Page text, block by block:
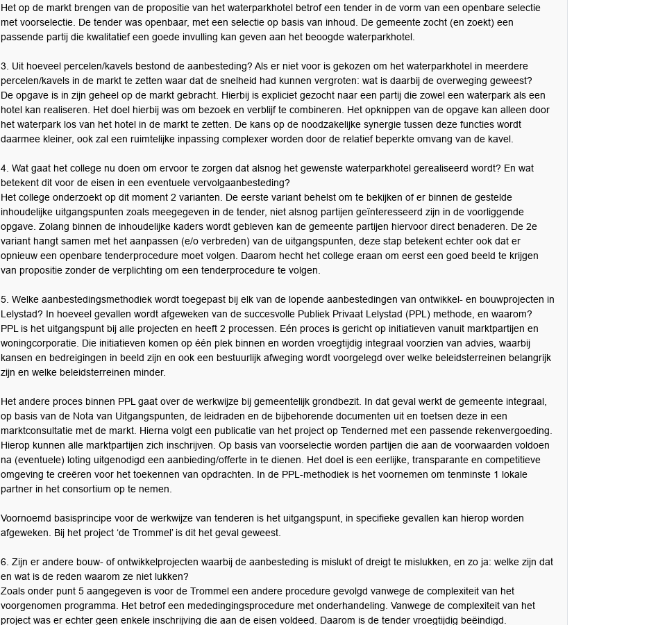
Het op de markt brengen van de propositie van het waterparkhotel betrof een tender in de vorm van een openbare selectie
met voorselectie. De tender was openbaar, met een selectie op basis van inhoud. De gemeente zocht (en zoekt) een
passende partij die kwalitatief een goede invulling kan geven aan het beoogde waterparkhotel.
3. Uit hoeveel percelen/kavels bestond de aanbesteding? Als er niet voor is gekozen om het waterparkhotel in meerdere
percelen/kavels in de markt te zetten waar dat de snelheid had kunnen vergroten: wat is daarbij de overweging geweest?
De opgave is in zijn geheel op de markt gebracht. Hierbij is expliciet gezocht naar een partij die zowel een waterpark als een
hotel kan realiseren. Het doel hierbij was om bezoek en verblijf te combineren. Het opknippen van de opgave kan alleen door
het waterpark los van het hotel in de markt te zetten. De kans op de noodzakelijke synergie tussen deze functies wordt
daarmee kleiner, ook zal een ruimtelijke inpassing complexer worden door de relatief beperkte omvang van de kavel.
4. Wat gaat het college nu doen om ervoor te zorgen dat alsnog het gewenste waterparkhotel gerealiseerd wordt? En wat
betekent dit voor de eisen in een eventuele vervolgaanbesteding?
Het college onderzoekt op dit moment 2 varianten. De eerste variant behelst om te bekijken of er binnen de gestelde
inhoudelijke uitgangspunten zoals meegegeven in de tender, niet alsnog partijen geïnteresseerd zijn in de voorliggende
opgave. Zolang binnen de inhoudelijke kaders wordt gebleven kan de gemeente partijen hiervoor direct benaderen. De 2e
variant hangt samen met het aanpassen (e/o verbreden) van de uitgangspunten, deze stap betekent echter ook dat er
opnieuw een openbare tenderprocedure moet volgen. Daarom hecht het college eraan om eerst een goed beeld te krijgen
van propositie zonder de verplichting om een tenderprocedure te volgen.
5. Welke aanbestedingsmethodiek wordt toegepast bij elk van de lopende aanbestedingen van ontwikkel- en bouwprojecten in
Lelystad? In hoeveel gevallen wordt afgeweken van de succesvolle Publiek Privaat Lelystad (PPL) methode, en waarom?
PPL is het uitgangspunt bij alle projecten en heeft 2 processen. Eén proces is gericht op initiatieven vanuit marktpartijen en
woningcorporatie. Die initiatieven komen op één plek binnen en worden vroegtijdig integraal voorzien van advies, waarbij
kansen en bedreigingen in beeld zijn en ook een bestuurlijk afweging wordt voorgelegd over welke beleidsterreinen belangrijk
zijn en welke beleidsterreinen minder.
Het andere proces binnen PPL gaat over de werkwijze bij gemeentelijk grondbezit. In dat geval werkt de gemeente integraal,
op basis van de Nota van Uitgangspunten, de leidraden en de bijbehorende documenten uit en toetsen deze in een
marktconsultatie met de markt. Hierna volgt een publicatie van het project op Tenderned met een passende rekenvergoeding.
Hierop kunnen alle marktpartijen zich inschrijven. Op basis van voorselectie worden partijen die aan de voorwaarden voldoen
na (eventuele) loting uitgenodigd een aanbieding/offerte in te dienen. Het doel is een eerlijke, transparante en competitieve
omgeving te creëren voor het toekennen van opdrachten. In de PPL-methodiek is het voornemen om tenminste 1 lokale
partner in het consortium op te nemen.
Voornoemd basisprincipe voor de werkwijze van tenderen is het uitgangspunt, in specifieke gevallen kan hierop worden
afgeweken. Bij het project ‘de Trommel’ is dit het geval geweest.
6. Zijn er andere bouw- of ontwikkelprojecten waarbij de aanbesteding is mislukt of dreigt te mislukken, en zo ja: welke zijn dat
en wat is de reden waarom ze niet lukken?
Zoals onder punt 5 aangegeven is voor de Trommel een andere procedure gevolgd vanwege de complexiteit van het
voorgenomen programma. Het betrof een mededingingsprocedure met onderhandeling. Vanwege de complexiteit van het
project was er echter geen enkele inschrijving die aan de eisen voldeed. Daarom is de tender vroegtijdig beëindigd.